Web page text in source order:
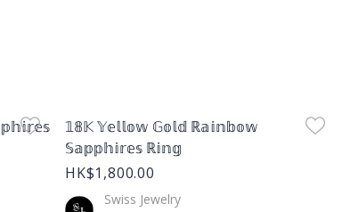
𝟙𝟠𝕂 𝕐𝕖𝕝𝕝𝕠𝕨 𝔾𝕠𝕝𝕕 ℝ𝕒𝕚𝕟𝕓𝕠𝕨
𝕊𝕒𝕡𝕡𝕙𝕚𝕣𝕖𝕤 ℝ𝕚𝕟𝕘
HK$1,800.00
Swiss Jewelry